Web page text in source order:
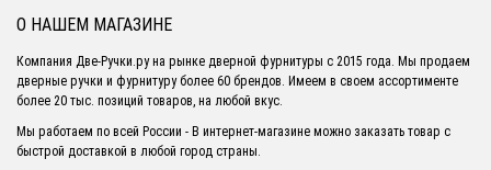
О НАШЕМ МАГАЗИНЕ
Компания Две-Ручки.ру на рынке дверной фурнитуры с 2015 года. Мы продаем
дверные ручки и фурнитуру более 60 брендов. Имеем в своем ассортименте
более 20 тыс. позиций товаров, на любой вкус.
Мы работаем по всей России - В интернет-магазине можно заказать товар с
быстрой доставкой в любой город страны.